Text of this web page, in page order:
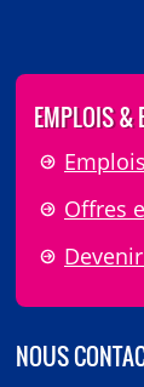
EMPLOIS &
Offres
NOUS